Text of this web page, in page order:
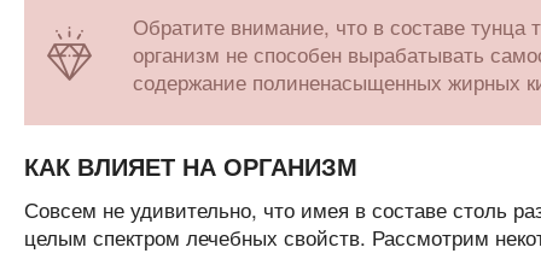
Обратите внимание, что в составе тунца
организм не способен вырабатывать
содержание полиненасыщенных жирных
КАК ВЛИЯЕТ НА ОРГАНИЗМ
Совсем не удивительно, что имея в составе столь
целым спектром лечебных свойств. Рассмотрим